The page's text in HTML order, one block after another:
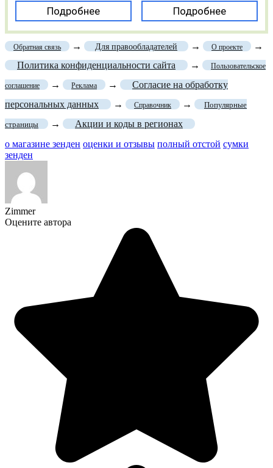
Подробнее Подробнее
Обратная связь → Для правообладателей → О проекте
→
Политика конфиденциальности сайта
→ Пользовательское
соглашение → Реклама →
Согласие на обработку
персональных данных
→ Справочник → Популярные
страницы →
Акции и коды в регионах
о магазине зенден оценки и отзывы полный отстой сумки
зенден
Zimmer
Оцените автора